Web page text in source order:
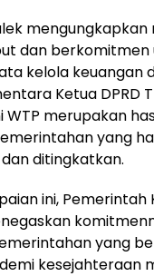
mengungkapkan
dan berkomitmen
kelola keuangan
Ketua DPRD
merupakan
yang
ditingkatkan.
ini, Pemerintah
yang
kesejahteraan